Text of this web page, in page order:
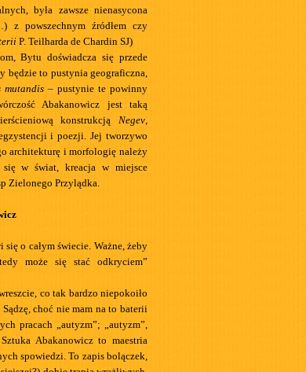
była zawsze nienasycona
z powszechnym źródłem czy
P. Teilharda de Chardin SJ)
Bytu doświadcza się przede
będzie to pustynia geograficzna,
mutandis – pustynie te powinny
Abakanowicz jest taką
konstrukcją Negev,
i poezji. Jej tworzywo
architekturę i morfologię należy
się w świat, kreacja w miejsce
Zielonego Przylądka.
o całym świecie. Ważne, żeby
może się stać odkryciem”
co tak bardzo niepokoiło
choć nie mam na to baterii
pracach „autyzm”; „autyzm”,
Abakanowicz to maestria
spowiedzi. To zapis bolączek,